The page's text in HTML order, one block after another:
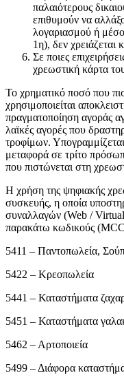
παλαιότερους
επιθυμούν να
λογαριασμού ή
1η), δεν χρειάζεται
Σε ποιες
χρεωστική κάρτα
Το χρηματικό ποσό που
χρησιμοποιείται
πραγματοποίηση αγοράς
λαϊκές αγορές που
τροφίμων. Υπογραμμίζεται
μεταφορά σε τρίτο
που πιστώνεται στη
Η χρήση της ψηφιακής
συσκευής, η οποία
συναλλαγών (Web / Virtual
παρακάτω κωδικούς
5411 – Παντοπωλεία,
5422 – Κρεοπωλεία
5441 – Καταστήματα
5451 – Καταστήματα
5462 – Αρτοποιεία
5499 – Διάφορα